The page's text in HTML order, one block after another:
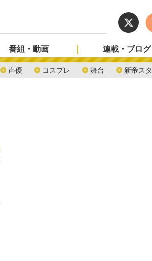
声優 コスプレ 舞台 新帝スタ
番組・動画 連載・ブログ